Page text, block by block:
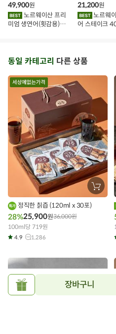
선
물
장바구니
에
담
기
노르웨이산 프리
미엄 생연어(횟감용)
49,900원
노르웨이산 생연
어 스테이크
21,200원
동일 카테고리 다른 상품
장
바
정직한 칡즙 (120ml x 30포)
28%25,900원36,000원
100ml당 719원
4.9 1,286